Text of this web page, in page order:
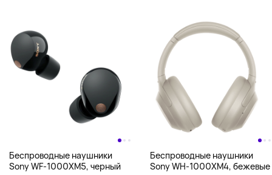
Беспроводные наушники
Sony WF-1000XM5, черный
Беспроводные наушники
Sony WH-1000XM4, бежевые